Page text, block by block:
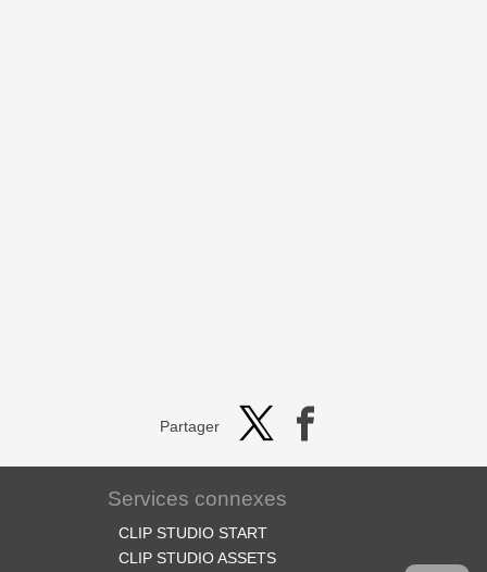
Partager
Services connexes
CLIP STUDIO START
CLIP STUDIO ASSETS